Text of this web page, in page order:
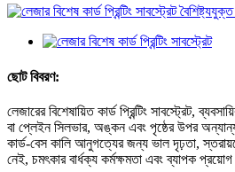
ছোট বিবরণ:
লেজারের বিশেষায়িত কার্ড প্রিন্টিং সাবস্ট্রেট,
বা প্লেইন সিলভার, অঙ্কন এবং পৃষ্ঠের উপর
কার্ড-বেস কালি আনুগত্যের জন্য ভাল দৃঢ়তা,
নেই, চমৎকার বার্ধক্য কর্মক্ষমতা এবং ব্যাপক